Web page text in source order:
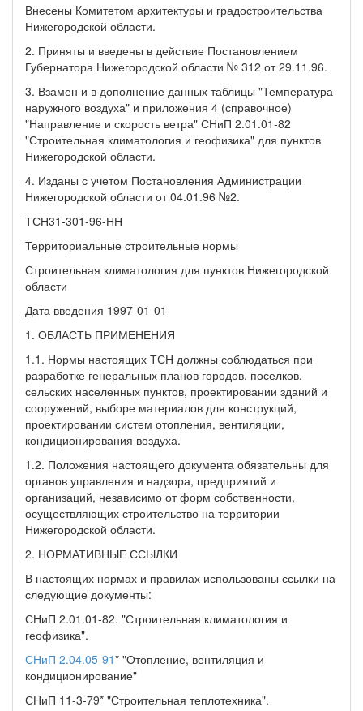
Внесены Комитетом архитектуры и градостроительства
Нижегородской области.
2. Приняты и введены в действие Постановлением
Губернатора Нижегородской области № 312 от 29.11.96.
3. Взамен и в дополнение данных таблицы "Температура
наружного воздуха" и приложения 4 (справочное)
"Направление и скорость ветра" СНиП 2.01.01-82
"Строительная климатология и геофизика" для пунктов
Нижегородской области.
4. Изданы с учетом Постановления Администрации
Нижегородской области от 04.01.96 №2.
ТСН31-301-96-НН
Территориальные строительные нормы
Строительная климатология для пунктов Нижегородской
области
Дата введения 1997-01-01
1. ОБЛАСТЬ ПРИМЕНЕНИЯ
1.1. Нормы настоящих ТСН должны соблюдаться при
разработке генеральных планов городов, поселков,
сельских населенных пунктов, проектировании зданий и
сооружений, выборе материалов для конструкций,
проектировании систем отопления, вентиляции,
кондиционирования воздуха.
1.2. Положения настоящего документа обязательны для
органов управления и надзора, предприятий и
организаций, независимо от форм собственности,
осуществляющих строительство на территории
Нижегородской области.
2. НОРМАТИВНЫЕ ССЫЛКИ
В настоящих нормах и правилах использованы ссылки на
следующие документы:
СНиП 2.01.01-82. "Строительная климатология и
геофизика".
СНиП 2.04.05-91* "Отопление, вентиляция и
кондиционирование"
СНиП 11-3-79* "Строительная теплотехника".